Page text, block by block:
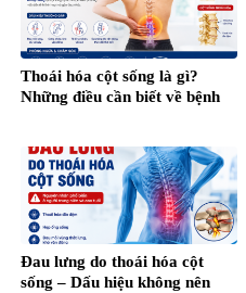
Thoái hóa cột sống là gì?
Những điều cần biết về bệnh
Đau lưng do thoái hóa cột
sống – Dấu hiệu không nên